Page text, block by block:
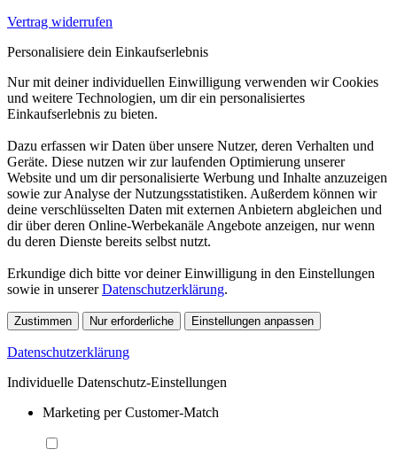
Vertrag widerrufen
Personalisiere dein Einkaufserlebnis
Nur mit deiner individuellen Einwilligung verwenden wir Cookies
und weitere Technologien, um dir ein personalisiertes
Einkaufserlebnis zu bieten.
Dazu erfassen wir Daten über unsere Nutzer, deren Verhalten und
Geräte. Diese nutzen wir zur laufenden Optimierung unserer
Website und um dir personalisierte Werbung und Inhalte anzuzeigen
sowie zur Analyse der Nutzungsstatistiken. Außerdem können wir
deine verschlüsselten Daten mit externen Anbietern abgleichen und
dir über deren Online-Werbekanäle Angebote anzeigen, nur wenn
du deren Dienste bereits selbst nutzt.
Erkundige dich bitte vor deiner Einwilligung in den Einstellungen
sowie in unsererDatenschutzerklärung.
Zustimmen Nur erforderliche Einstellungen anpassen
Datenschutzerklärung
Individuelle Datenschutz-Einstellungen
Marketing per Customer-Match